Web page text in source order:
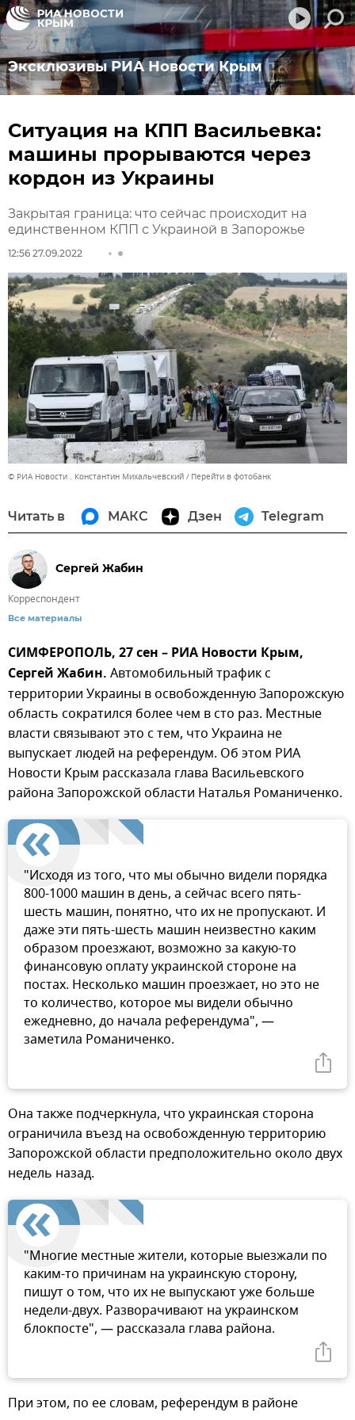
Эксклюзивы РИА Новости Крым
Ситуация на КПП Васильевка:
машины прорываются через
кордон из Украины
Закрытая граница: что сейчас происходит на
единственном КПП с Украиной в Запорожье
12:56 27.09.2022
© РИА Новости . Константин Михальчевский Перейти в фотобанк
Читать в МАКС Дзен Telegram
Сергей Жабин
Корреспондент
Все материалы
СИМФЕРОПОЛЬ, 27 сен – РИА Новости Крым,
Сергей Жабин. Автомобильный трафик с
территории Украины в освобожденную Запорожскую
область сократился более чем в сто раз. Местные
власти связывают это с тем, что Украина не
выпускает людей на референдум. Об этом РИА
Новости Крым рассказала глава Васильевского
района Запорожской области Наталья Романиченко.
"Исходя из того, что мы обычно видели порядка
800-1000 машин в день, а сейчас всего пять-
шесть машин, понятно, что их не пропускают. И
даже эти пять-шесть машин неизвестно каким
образом проезжают, возможно за какую-то
финансовую оплату украинской стороне на
постах. Несколько машин проезжает, но это не
то количество, которое мы видели обычно
ежедневно, до начала референдума", —
заметила Романиченко.
Она также подчеркнула, что украинская сторона
ограничила въезд на освобожденную территорию
Запорожской области предположительно около двух
недель назад.
"Многие местные жители, которые выезжали по
каким-то причинам на украинскую сторону,
пишут о том, что их не выпускают уже больше
недели-двух. Разворачивают на украинском
блокпосте", — рассказала глава района.
При этом, по ее словам, референдум в районе